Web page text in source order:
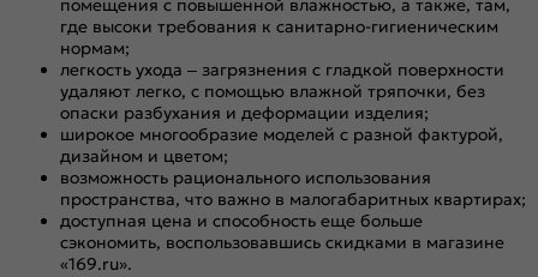
помещения с повышенной влажностью, а также, там,
где высоки требования к санитарно-гигиеническим
нормам;
легкость ухода – загрязнения с гладкой поверхности
удаляют легко, с помощью влажной тряпочки, без
опаски разбухания и деформации изделия;
широкое многообразие моделей с разной фактурой,
дизайном и цветом;
возможность рационального использования
пространства, что важно в малогабаритных квартирах;
доступная цена и способность еще больше
сэкономить, воспользовавшись скидками в магазине
«169.ru».